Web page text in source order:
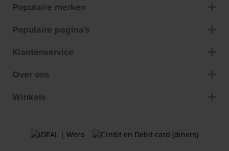
Populaire merken
Populaire pagina's
Klantenservice
Over ons
Winkels